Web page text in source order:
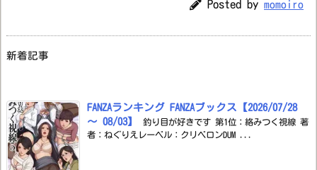
Posted by momoiro
新着記事
FANZAランキング FANZAブックス【2026/07/28
～ 08/03】
釣り目が好きです 第1位：絡みつく視線 著
者：ねぐりえレーベル：クリベロンDUM ...